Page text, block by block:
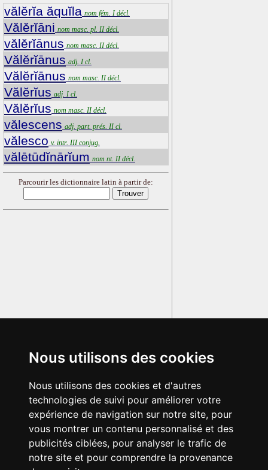
Nous utilisons des cookies
Nous utilisons des cookies et d'autres
technologies de suivi pour améliorer votre
expérience de navigation sur notre site, pour
vous montrer un contenu personnalisé et des
publicités ciblées, pour analyser le trafic de
notre site et pour comprendre la provenance
vălĕrĭa ăquĭla nom fém. I décl.
Vălĕrĭāni nom masc. pl. II décl.
vălĕrĭānus nom masc. II décl.
Vălĕrĭānus adj. I cl.
Vălĕrĭānus nom masc. II décl.
Vălĕrĭus adj. I cl.
Vălĕrĭus nom masc. II décl.
vălescens adj. part. prés. II cl.
vălesco v. intr. III conjug.
vălētūdĭnārĭum nom nt. II décl.
Parcourir les dictionnaire latin à partir de: